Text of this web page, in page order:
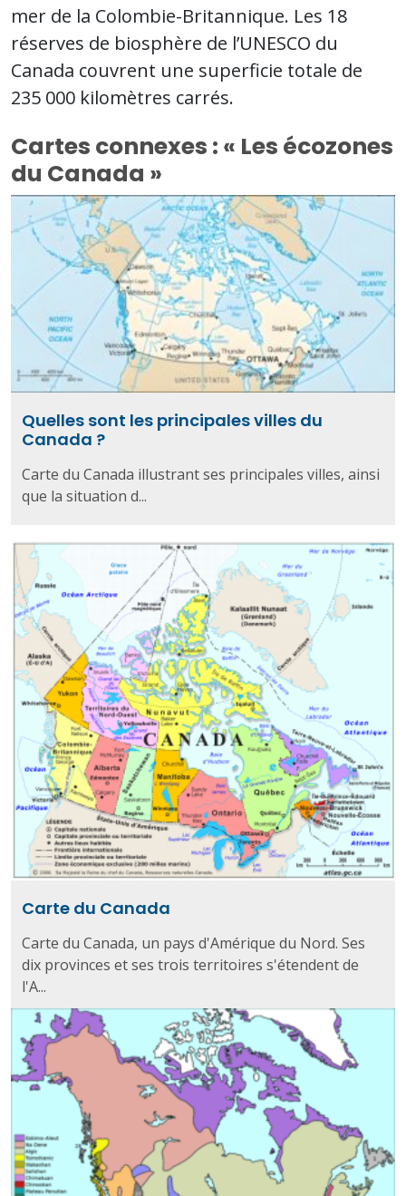
mer de la Colombie-Britannique. Les 18
réserves de biosphère de l’UNESCO du
Canada couvrent une superficie totale de
235 000 kilomètres carrés.
Cartes connexes : « Les écozones
du Canada »
Quelles sont les principales villes du
Canada ?
Carte du Canada illustrant ses principales villes, ainsi
que la situation d...
Carte du Canada
Carte du Canada, un pays d'Amérique du Nord. Ses
dix provinces et ses trois territoires s'étendent de
l'A...